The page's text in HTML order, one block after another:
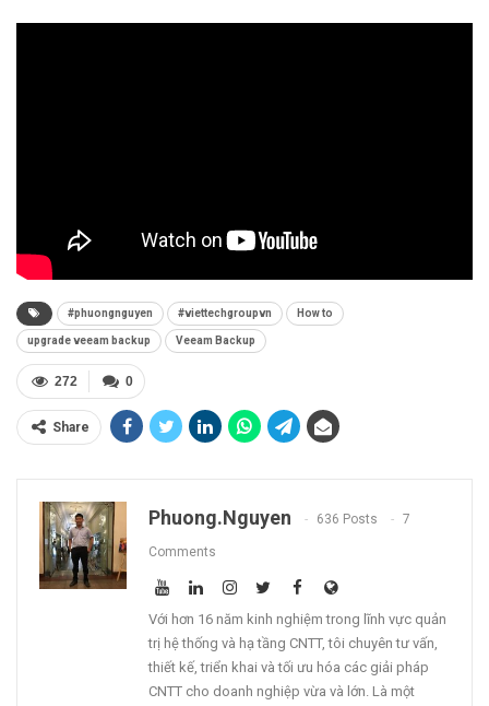
#phuongnguyen #viettechgroupvn How to
upgrade veeam backup Veeam Backup
0
272
Share
Phuong.nguyen 636 Posts 7
Comments
Với hơn 16 năm kinh nghiệm trong lĩnh vực quản
trị hệ thống và hạ tầng CNTT, tôi chuyên tư vấn,
thiết kế, triển khai và tối ưu hóa các giải pháp
CNTT cho doanh nghiệp vừa và lớn. Là một